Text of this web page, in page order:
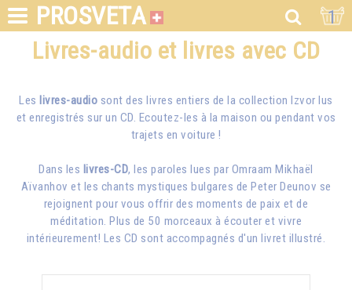
PROSVETA 1
Livres-audio et livres avec CD
Les livres-audio sont des livres entiers de la collection Izvor lus
et enregistrés sur un CD. Ecoutez-les à la maison ou pendant vos
trajets en voiture !
Dans les livres-CD, les paroles lues par Omraam Mikhaël
Aïvanhov et les chants mystiques bulgares de Peter Deunov se
rejoignent pour vous offrir des moments de paix et de
méditation. Plus de 50 morceaux à écouter et vivre
intérieurement! Les CD sont accompagnés d'un livret illustré.